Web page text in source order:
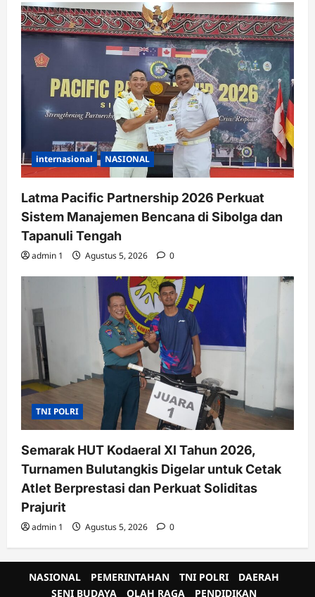
internasional NASIONAL
Latma Pacific Partnership 2026 Perkuat
Sistem Manajemen Bencana di Sibolga dan
Tapanuli Tengah
admin 1 Agustus 5, 2026 0
TNI POLRI
Semarak HUT Kodaeral XI Tahun 2026,
Turnamen Bulutangkis Digelar untuk Cetak
Atlet Berprestasi dan Perkuat Soliditas
Prajurit
admin 1 Agustus 5, 2026 0
NASIONAL PEMERINTAHAN TNI POLRI
DAERAH
SENI BUDAYA
OLAH RAGA PENDIDIKAN